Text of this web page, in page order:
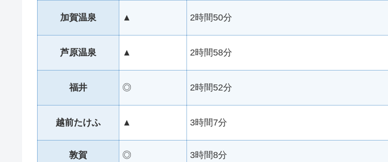
加賀温泉 ▲ 2時間50分
芦原温泉 ▲ 2時間58分
福井 ◎ 2時間52分
越前たけふ ▲ 3時間7分
敦賀 ◎ 3時間8分